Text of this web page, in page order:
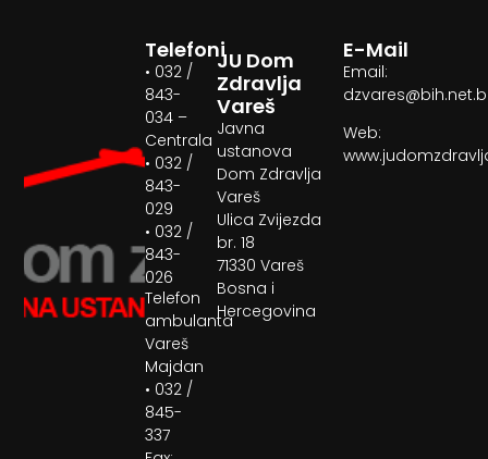
JU Dom
Zdravlja
Vareš
Javna
ustanova
Dom Zdravlja
Vareš
Ulica Zvijezda
br. 18
71330 Vareš
Bosna i
Hercegovina
Telefoni
• 032 /
843-
034 –
Centrala
• 032 /
843-
029
• 032 /
843-
026
Telefon
ambulanta
Vareš
Majdan
• 032 /
845-
337
E-Mail
Email:
Web: